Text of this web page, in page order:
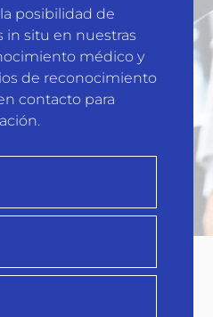
formativos. Estos son
ponemos a tu
cumplir con la
administrativas.
aplicada
de
posibilidad de
in situ en nuestras
médico y
de reconocimiento
contacto para